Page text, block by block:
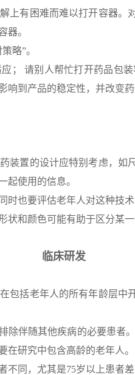
上有困难而难以打开容器。
器。
略”。
； 请别人帮忙打开药品包
到产品的稳定性，并改变药
装置的设计应特别考虑，如
起使用的信息。
时也要评估老年人对这种技术
状和颜色可能有助于区分某
临床研发
包括老年人的所有年龄层中
除伴随其他疾病的必要患者
在研究中包含高龄的老年人。
同，尤其是75岁以上患者差